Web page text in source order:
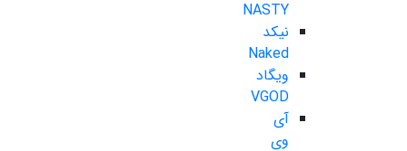
NASTY
نیکد
Naked
ویگاد
VGOD
آی
وی